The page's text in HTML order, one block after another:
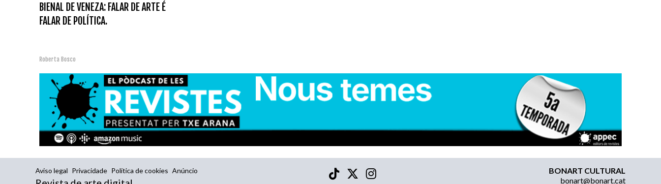
BIENAL DE VENEZA: FALAR DE ARTE É
FALAR DE POLÍTICA.
Roberta Bosco
Aviso legal Privacidade Política de cookies Anúncio
BONART CULTURAL
bonart@bonart.cat